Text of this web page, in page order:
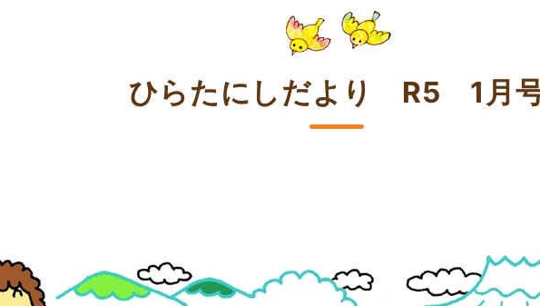
ひらたにしだより R5 1月